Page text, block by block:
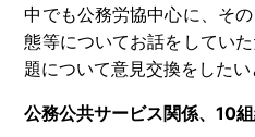
中でも公務労協中心に、そ
態等についてお話をしてい
題について意見交換をしたい
公務公共サービス関係、10